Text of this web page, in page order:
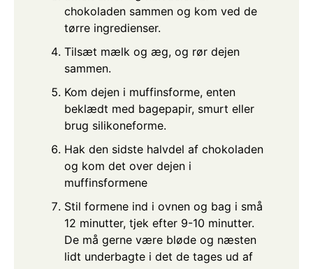
chokoladen sammen og kom ved de
tørre ingredienser.
Tilsæt mælk og æg, og rør dejen
sammen.
Kom dejen i muffinsforme, enten
beklædt med bagepapir, smurt eller
brug silikoneforme.
Hak den sidste halvdel af chokoladen
og kom det over dejen i
muffinsformene
Stil formene ind i ovnen og bag i små
12 minutter, tjek efter 9-10 minutter.
De må gerne være bløde og næsten
lidt underbagte i det de tages ud af